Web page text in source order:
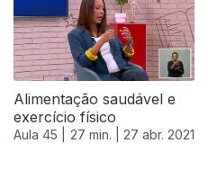
Alimentação saudável e
exercício físico
Aula 45 | 27 min. | 27 abr. 2021